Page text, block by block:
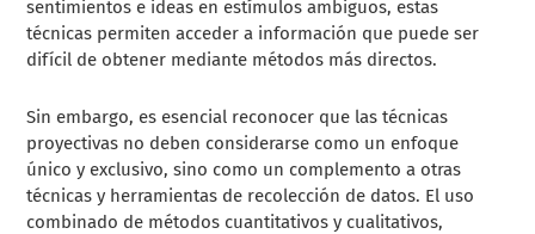
sentimientos e ideas en estímulos ambiguos, estas
técnicas permiten acceder a información que puede ser
difícil de obtener mediante métodos más directos.
Sin embargo, es esencial reconocer que las técnicas
proyectivas no deben considerarse como un enfoque
único y exclusivo, sino como un complemento a otras
técnicas y herramientas de recolección de datos. El uso
combinado de métodos cuantitativos y cualitativos,